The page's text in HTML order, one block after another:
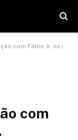
Fábio Jr. na internet.
com